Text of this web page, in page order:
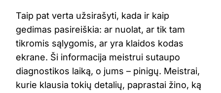
Taip pat verta užsirašyti, kada ir kaip
gedimas pasireiškia: ar nuolat, ar tik tam
tikromis sąlygomis, ar yra klaidos kodas
ekrane. Ši informacija meistrui sutaupo
diagnostikos laiką, o jums – pinigų. Meistrai,
kurie klausia tokių detalių, paprastai žino, ką